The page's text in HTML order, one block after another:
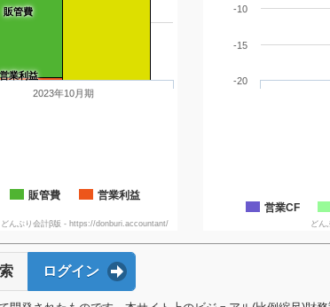
販管費
営業利益
販管費
営業利益
2023年10月期
どんぶり会計β版 - https://donburi.accountant/
営業CF
-20
-15
-10
どん
ログイン